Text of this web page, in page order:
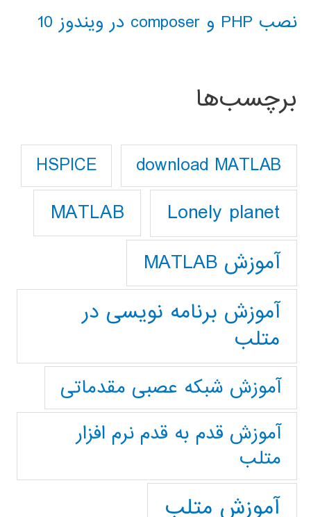
نصب PHP و composer در ویندوز 10
برچسب‌ها
download MATLAB
HSPICE
Lonely planet
MATLAB
آموزش MATLAB
آموزش برنامه نویسی در
متلب
آموزش شبکه عصبی مقدماتی
آموزش قدم به قدم نرم افزار
متلب
آموزش متلب